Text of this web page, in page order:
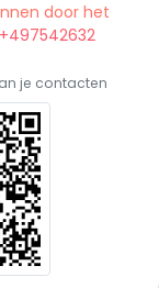
door het
je contacten